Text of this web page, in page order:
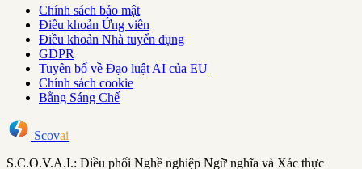
Chính sách bảo mật
Điều khoản Ứng viên
Điều khoản Nhà tuyển dụng
GDPR
Tuyên bố về Đạo luật AI của EU
Chính sách cookie
Bằng Sáng Chế
Scovai
S.C.O.V.A.I.: Điều phối Nghề nghiệp Ngữ nghĩa và Xác thực